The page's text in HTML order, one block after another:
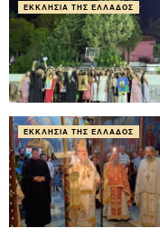
ΕΚΚΛΗΣΊΑ ΤΗΣ ΕΛΛΆΔΟΣ
ΕΚΚΛΗΣΊΑ ΤΗΣ ΕΛΛΆΔΟΣ